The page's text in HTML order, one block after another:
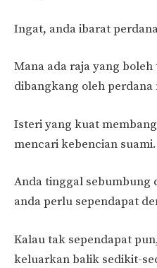
Ingat, anda ibarat
Mana ada raja yang
dibangkang oleh perdana
Isteri yang kuat
mencari kebencian suami.
Anda tinggal sebumbung
anda perlu sependapat
Kalau tak sependapat
keluarkan balik sedikit-